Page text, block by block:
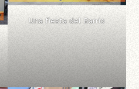
Una fiesta del Barrio